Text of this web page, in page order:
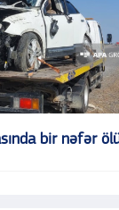
bir nəfər